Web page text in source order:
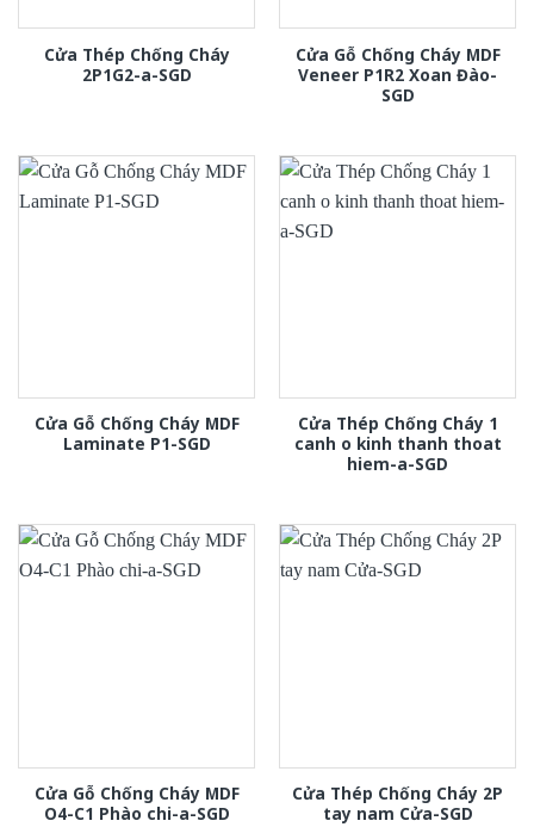
Cửa Thép Chống Cháy
2P1G2-a-SGD
Cửa Gỗ Chống Cháy MDF
Veneer P1R2 Xoan Đào-
SGD
Cửa Gỗ Chống Cháy MDF
Laminate P1-SGD
Cửa Thép Chống Cháy 1
canh o kinh thanh thoat
hiem-a-SGD
Cửa Gỗ Chống Cháy MDF
O4-C1 Phào chi-a-SGD
Cửa Thép Chống Cháy 2P
tay nam Cửa-SGD